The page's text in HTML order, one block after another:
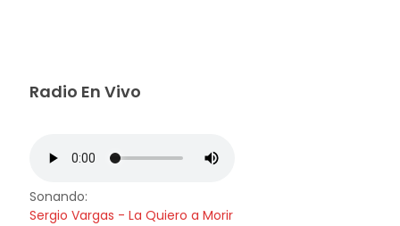
Radio En Vivo
Sonando:
Sergio Vargas - La Quiero a Morir